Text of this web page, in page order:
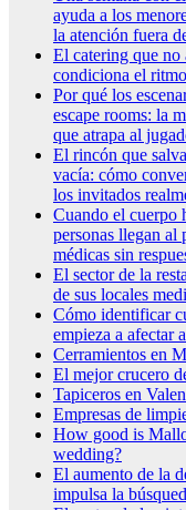
ayuda a los
la atención fuera
El catering que no
condiciona el
Por qué los
escape rooms: la
que atrapa al
El rincón que
vacía: cómo
los invitados
Cuando el cuerpo
personas llegan al
médicas sin
El sector de la
de sus locales
Cómo identificar
empieza a afectar
Cerramientos en
El mejor crucero
Tapiceros en
Empresas de
How good is
wedding?
El aumento de la
impulsa la